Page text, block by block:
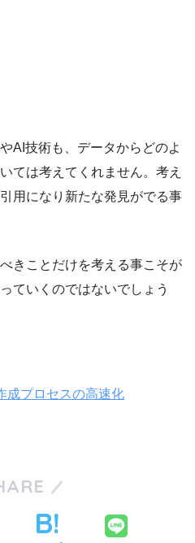
AI技術も、データからどのよ
ては考えてくれません。考え
用になり新たな発見がでる事
きことだけを考える事こそが
ていくのではないでしょう
成プロセスの高速化